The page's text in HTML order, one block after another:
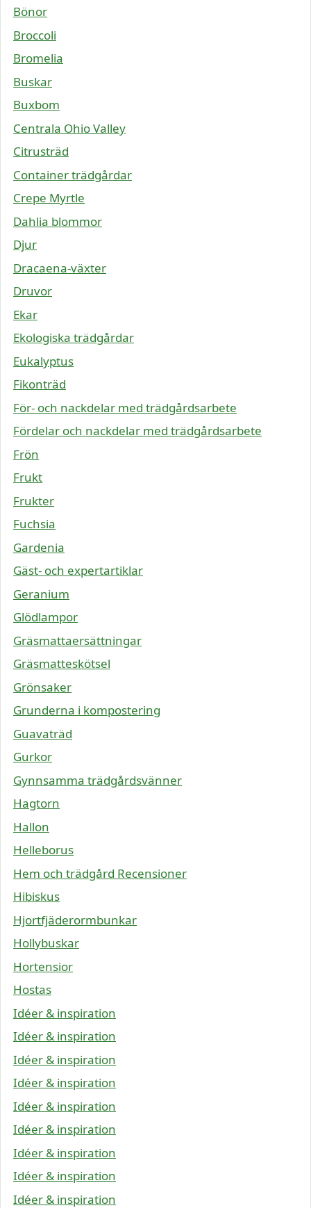
Bönor
Broccoli
Bromelia
Buskar
Buxbom
Centrala Ohio Valley
Citrusträd
Container trädgårdar
Crepe Myrtle
Dahlia blommor
Djur
Dracaena-växter
Druvor
Ekar
Ekologiska trädgårdar
Eukalyptus
Fikonträd
För- och nackdelar med trädgårdsarbete
Fördelar och nackdelar med trädgårdsarbete
Frön
Frukt
Frukter
Fuchsia
Gardenia
Gäst- och expertartiklar
Geranium
Glödlampor
Gräsmattaersättningar
Gräsmatteskötsel
Grönsaker
Grunderna i kompostering
Guavaträd
Gurkor
Gynnsamma trädgårdsvänner
Hagtorn
Hallon
Helleborus
Hem och trädgård Recensioner
Hibiskus
Hjortfjäderormbunkar
Hollybuskar
Hortensior
Hostas
Idéer & inspiration
Idéer & inspiration
Idéer & inspiration
Idéer & inspiration
Idéer & inspiration
Idéer & inspiration
Idéer & inspiration
Idéer & inspiration
Idéer & inspiration